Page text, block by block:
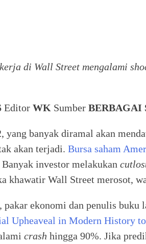
di Wall Street mengalami
Editor WK Sumber BERBAGAI
yang banyak diramal akan
akan terjadi. Bursa saham
investor melakukan
khawatir Wall Street merosot,
, pakar ekonomi dan penulis buku
Upheaveal in Modern History
crash hingga 90%. Jika